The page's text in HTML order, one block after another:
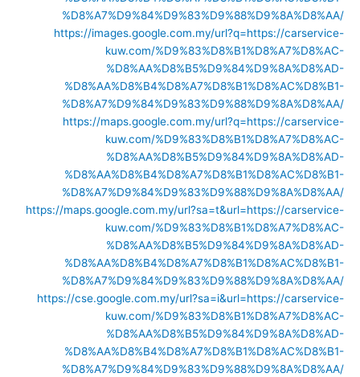
%D8%A7%D9%84%D9%83%D9%88%D9%8A%D8%AA/
https://images.google.com.my/url?q=https://carservice-
kuw.com/%D9%83%D8%B1%D8%A7%D8%AC-
%D8%AA%D8%B5%D9%84%D9%8A%D8%AD-
%D8%AA%D8%B4%D8%A7%D8%B1%D8%AC%D8%B1-
%D8%A7%D9%84%D9%83%D9%88%D9%8A%D8%AA/
https://maps.google.com.my/url?q=https://carservice-
kuw.com/%D9%83%D8%B1%D8%A7%D8%AC-
%D8%AA%D8%B5%D9%84%D9%8A%D8%AD-
%D8%AA%D8%B4%D8%A7%D8%B1%D8%AC%D8%B1-
%D8%A7%D9%84%D9%83%D9%88%D9%8A%D8%AA/
https://maps.google.com.my/url?sa=t&url=https://carservice-
kuw.com/%D9%83%D8%B1%D8%A7%D8%AC-
%D8%AA%D8%B5%D9%84%D9%8A%D8%AD-
%D8%AA%D8%B4%D8%A7%D8%B1%D8%AC%D8%B1-
%D8%A7%D9%84%D9%83%D9%88%D9%8A%D8%AA/
https://cse.google.com.my/url?sa=i&url=https://carservice-
kuw.com/%D9%83%D8%B1%D8%A7%D8%AC-
%D8%AA%D8%B5%D9%84%D9%8A%D8%AD-
%D8%AA%D8%B4%D8%A7%D8%B1%D8%AC%D8%B1-
%D8%A7%D9%84%D9%83%D9%88%D9%8A%D8%AA/